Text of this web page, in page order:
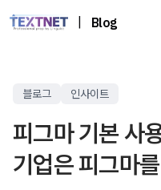
Blog
블로그 인사이트
피그마 기본 사
기업은 피그마